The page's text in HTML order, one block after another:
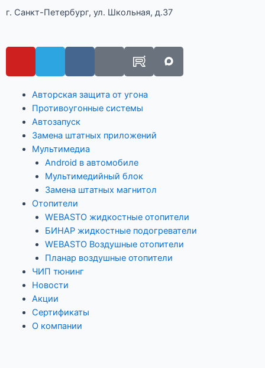
г. Санкт-Петербург, ул. Школьная, д.37
Авторская защита от угона
Противоугонные системы
Автозапуск
Замена штатных приложений
Мультимедиа
Android в автомобиле
Мультимедийный блок
Замена штатных магнитол
Отопители
WEBASTO жидкостные отопители
БИНАР жидкостные подогреватели
WEBASTO Воздушные отопители
Планар воздушные отопители
ЧИП тюнинг
Новости
Акции
Сертификаты
О компании